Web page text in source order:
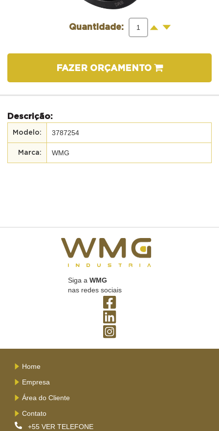
Quantidade: + -
FAZER ORÇAMENTO
Descrição:
3787254
WMG
Siga a WMG
nas redes sociais
Home
Empresa
Área do Cliente
Contato
+55 VER TELEFONE